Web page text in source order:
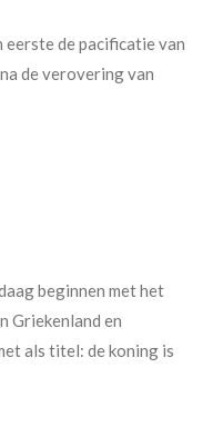
de pacificatie van
de verovering van
beginnen met het
Griekenland en
als titel: de koning is